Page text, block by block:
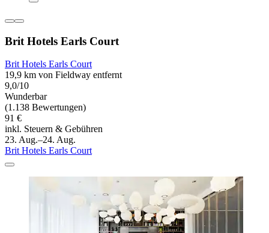
Brit Hotels Earls Court
Brit Hotels Earls Court
19,9 km von Fieldway entfernt
9,0/10
Wunderbar
(1.138 Bewertungen)
91 €
inkl. Steuern & Gebühren
23. Aug.–24. Aug.
Brit Hotels Earls Court